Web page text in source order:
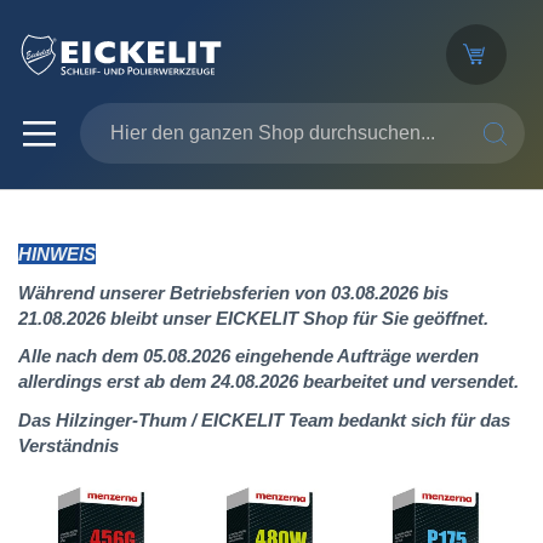
SUCHE
HINWEIS
Während unserer Betriebsferien von 03.08.2026 bis
21.08.2026 bleibt unser EICKELIT Shop für Sie geöffnet.
Alle nach dem 05.08.2026 eingehende Aufträge werden
allerdings erst ab dem 24.08.2026 bearbeitet und versendet.
Das Hilzinger-Thum / EICKELIT Team bedankt sich für das
Verständnis